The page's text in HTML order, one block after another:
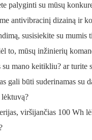
palyginti su mūsų
antivibracinį dizainą ir
susisiekite su
to, mūsų inžinierių
mano keitikliu? ar turite
gali būti suderinamas
viršijančias 100 Wh